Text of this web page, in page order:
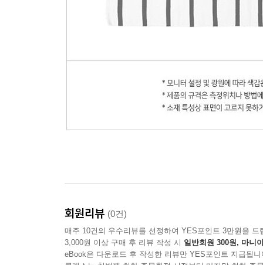
회원리뷰 (0건)
매주 10건의 우수리뷰를 선정하여 YES포인트 3만원을 드
3,000원 이상 구매 후 리뷰 작성 시 일반회원 300원, 마니
eBook은 다운로드 후 작성한 리뷰만 YES포인트 지급됩니